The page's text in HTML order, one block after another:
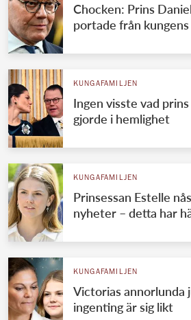
Chocken: Prins
portade från
KUNGAFAMILJEN
Ingen visste vad
gjorde i hemlighet
KUNGAFAMILJEN
Prinsessan Estelle
nyheter – detta har
KUNGAFAMILJEN
Victorias annorlunda
ingenting är sig likt